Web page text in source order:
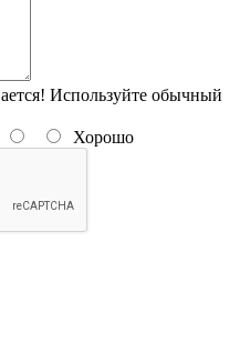
Используйте обычный
Хорошо